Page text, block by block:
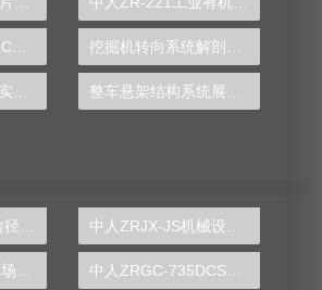
中人ZRGC-735DCS分布式过程控制系统实训装置